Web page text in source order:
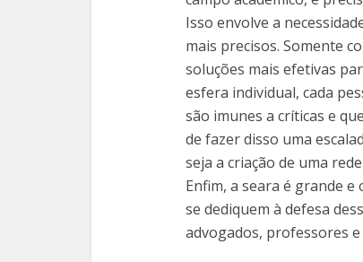
Isso envolve a
mais precisos. Somente
soluções mais efetivas
esfera individual, cada
são imunes a críticas e
de fazer disso uma
seja a criação de uma
Enfim, a seara é grande e
se dediquem à defesa
advogados, professores